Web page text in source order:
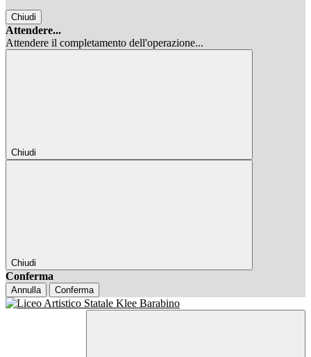
Chiudi
Attendere...
Attendere il completamento dell'operazione...
Chiudi
Chiudi
Conferma
Annulla Conferma